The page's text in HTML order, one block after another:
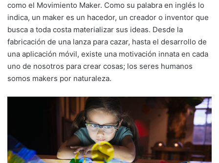
como el Movimiento Maker. Como su palabra en inglés lo
indica, un maker es un hacedor, un creador o inventor que
busca a toda costa materializar sus ideas. Desde la
fabricación de una lanza para cazar, hasta el desarrollo de
una aplicación móvil, existe una motivación innata en cada
uno de nosotros para crear cosas; los seres humanos
somos makers por naturaleza.